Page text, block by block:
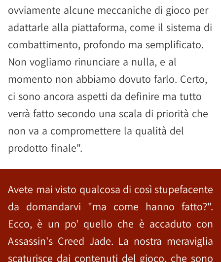
ovviamente alcune meccaniche di gioco per
adattarle alla piattaforma, come il sistema di
combattimento, profondo ma semplificato.
Non vogliamo rinunciare a nulla, e al
momento non abbiamo dovuto farlo. Certo,
ci sono ancora aspetti da definire ma tutto
verrà fatto secondo una scala di priorità che
non va a compromettere la qualità del
prodotto finale".
Avete mai visto qualcosa di così stupefacente
da domandarvi "ma come hanno fatto?".
Ecco, è un po' quello che è accaduto con
Assassin's Creed Jade. La nostra meraviglia
scaturisce dai contenuti del gioco, che sono